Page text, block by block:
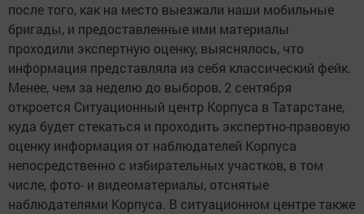
после того, как на место выезжали наши мобильные
бригады, и предоставленные ими материалы
проходили экспертную оценку, выяснялось, что
информация представляла из себя классический фейк.
Менее, чем за неделю до выборов, 2 сентября
откроется Ситуационный центр Корпуса в Татарстане,
куда будет стекаться и проходить экспертно-правовую
оценку информация от наблюдателей Корпуса
непосредственно с избирательных участков, в том
числе, фото- и видеоматериалы, отснятые
наблюдателями Корпуса. В ситуационном центре также